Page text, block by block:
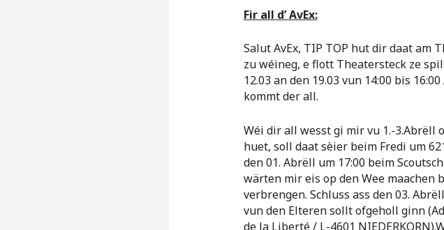
Fir all d’ AvEx:
Salut AvEx, TIP TOP hut dir daat am
zu wéineg, e flott Theatersteck ze
12.03 an den 19.03 vun 14:00 bis
kommt der all.
Wéi dir all wesst gi mir vu 1.-3.Abrëll
huet, soll daat sèier beim Fredi um
den 01. Abrëll um 17:00 beim
wärten mir eis op den Wee maachen
verbrengen. Schluss ass den 03.
vun den Elteren sollt ofgeholl ginn
de la Liberté / L-4601